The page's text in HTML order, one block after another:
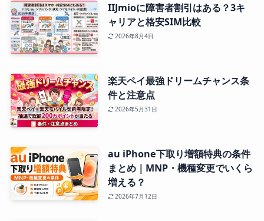
IIJmioに障害者割引はある？3キ
ャリアと格安SIM比較
2026年8月4日
楽天ペイ最強ドリームチャンス条
件と注意点
2026年5月31日
au iPhone下取り増額特典の条件
まとめ｜MNP・機種変更でいくら
増える？
2026年7月12日